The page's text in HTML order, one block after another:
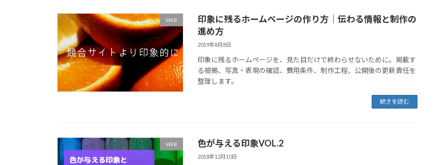
WEB
印象に残るホームページの作り方｜伝わる情報と制作の
進め方
2019年8月8日
印象に残るホームページを、見た目だけで終わらせないために。掲載す
る根拠、写真・表現の確認、費用条件、制作工程、公開後の更新責任を
整理します。
続きを読む
WEB 色が与える印象VOL.2
2018年12月10日